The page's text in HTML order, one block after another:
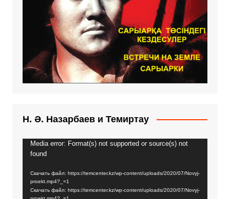
Н. Ә. Назарбаев и Темиртау
Видеоплеер
Media error: Format(s) not supported or source(s) not
found
Скачать файл: https://temcenter.kz/wp-content/uploads/2020/07/Novyj-
proekt.mp4?_=1
Скачать файл: https://temcenter.kz/wp-content/uploads/2020/07/Novyj-